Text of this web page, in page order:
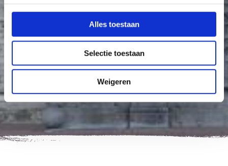
Alles toestaan
Selectie toestaan
Weigeren